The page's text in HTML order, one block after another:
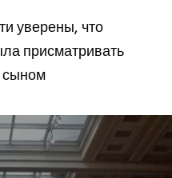
уверены, что
присматривать
сыном